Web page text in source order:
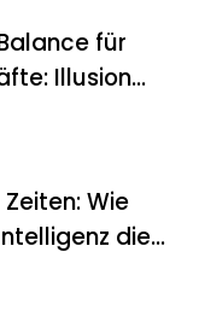
2026:
Baustein
werden
6. August 2026
für
Illusion
Wie
die
verändert